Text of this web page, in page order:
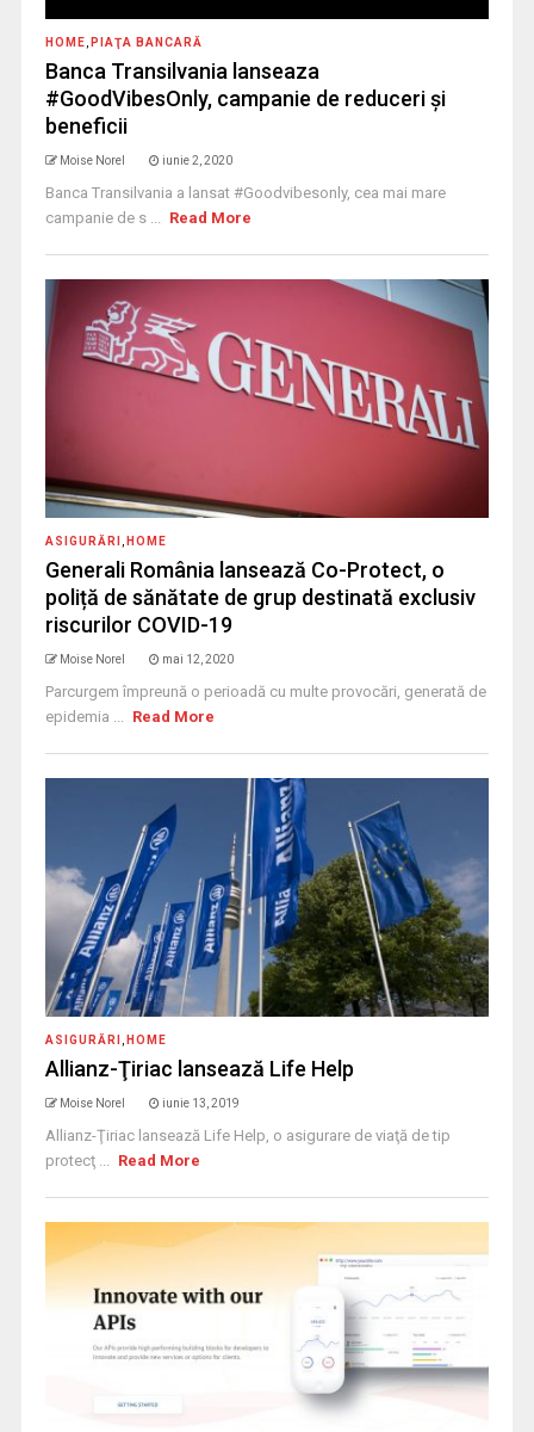
HOME PIAŢA BANCARĂ
Banca Transilvania lanseaza
#GoodVibesOnly, campanie de reduceri şi
beneficii
Moise Norel iunie 2, 2020
Banca Transilvania a lansat #Goodvibesonly, cea mai mare
campanie de s ... Read More
ASIGURĂRI HOME
Generali România lansează Co-Protect, o
poliță de sănătate de grup destinată exclusiv
riscurilor COVID-19
Moise Norel mai 12, 2020
Parcurgem împreună o perioadă cu multe provocări, generată de
epidemia ... Read More
ASIGURĂRI HOME
Allianz-Ţiriac lansează Life Help
Moise Norel iunie 13, 2019
Allianz-Ţiriac lansează Life Help, o asigurare de viaţă de tip
protecţ ... Read More